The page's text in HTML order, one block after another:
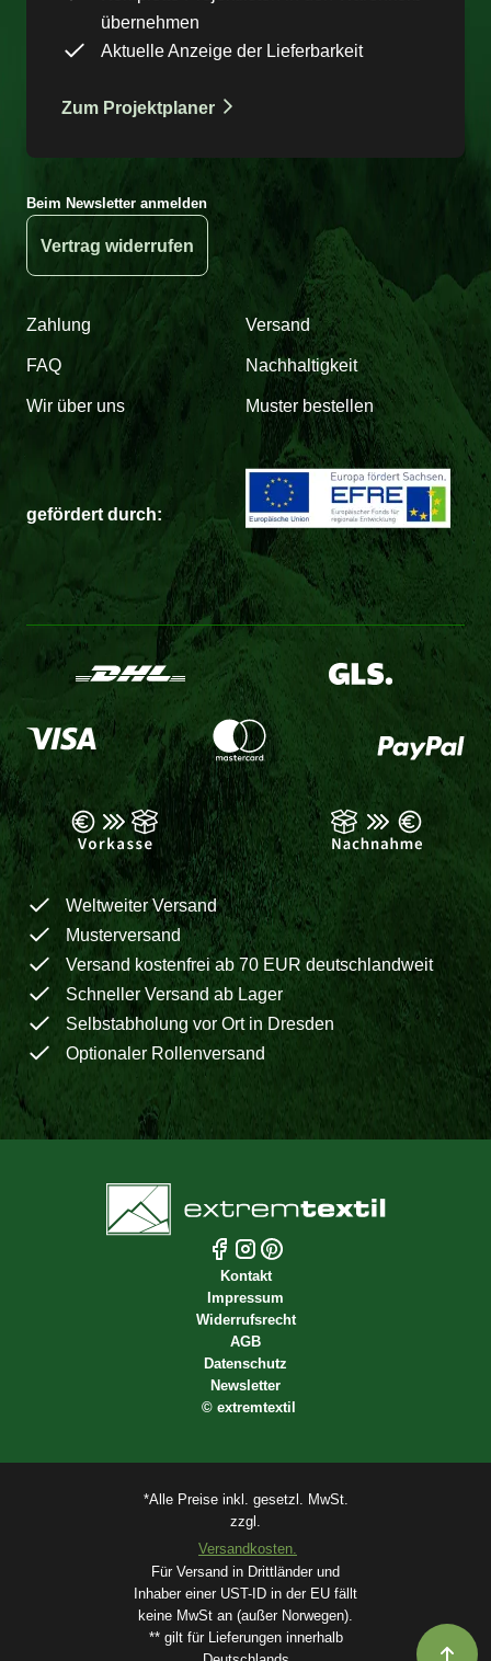
übernehmen
Aktuelle Anzeige der Lieferbarkeit
Zum Projektplaner
Beim Newsletter anmelden
Vertrag widerrufen
Zahlung Versand
FAQ Nachhaltigkeit
Wir über uns Muster bestellen
gefördert durch:
Weltweiter Versand
Musterversand
Versand kostenfrei ab 70 EUR deutschlandweit
Schneller Versand ab Lager
Selbstabholung vor Ort in Dresden
Optionaler Rollenversand
Kontakt
Impressum
Widerrufsrecht
AGB
Datenschutz
Newsletter
© extremtextil
*Alle Preise inkl. gesetzl. MwSt.
zzgl.
Versandkosten.
Für Versand in Drittländer und
Inhaber einer UST-ID in der EU fällt
keine MwSt an (außer Norwegen).
** gilt für Lieferungen innerhalb